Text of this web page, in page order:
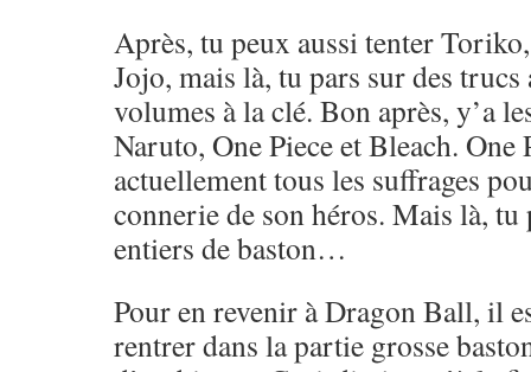
Après, tu peux aussi tenter
Jojo, mais là, tu pars sur des trucs
volumes à la clé. Bon après, y’a
Naruto, One Piece et Bleach. One
actuellement tous les suffrages
connerie de son héros. Mais là,
entiers de baston…
Pour en revenir à Dragon Ball, il
rentrer dans la partie grosse